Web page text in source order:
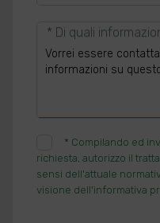
* Di quali
* Compilando ed
richiesta, autorizzo il
sensi dell'attuale
visione dell'informativa